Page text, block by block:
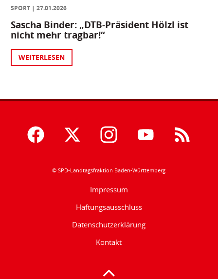
SPORT
27.01.2026
Sascha Binder: „DTB-Präsident Hölzl ist
nicht mehr tragbar!“
WEITERLESEN
© SPD-Landtagsfraktion Baden-Württemberg
Impressum
Haftungsausschluss
Datenschutzerklärung
Kontakt